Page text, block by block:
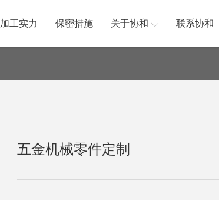
加工实力 保密措施 关于协和 联系协和
五金机械零件定制